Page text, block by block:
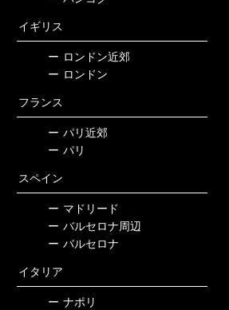
イギリス
ー ロンドン近郊
ー ロンドン
フランス
ー パリ近郊
ー パリ
スペイン
ー マドリード
ー バルセロナ周辺
ー バルセロナ
イタリア
ー ナポリ